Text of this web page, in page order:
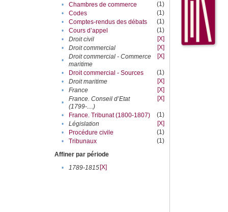
•
Chambres de commerce
(1)
•
Codes
(1)
•
Comptes-rendus des débats
(1)
•
Cours d’appel
(1)
•
Droit civil
[X]
•
Droit commercial
[X]
•
Droit commercial - Commerce
maritime
[X]
• Droit commercial - Sources
(1)
•
Droit maritime
[X]
•
France
[X]
•
France. Conseil d’Etat
(1799-....)
[X]
• France. Tribunat (1800-1807)
(1)
•
Législation
[X]
•
Procédure civile
(1)
•
Tribunaux
(1)
Affiner par période
•
1789-1815[X]